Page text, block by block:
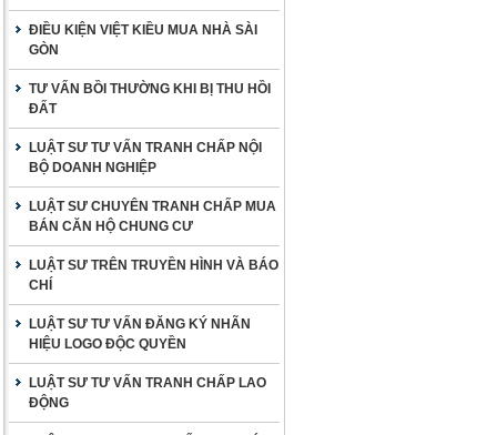
ĐIỀU KIỆN VIỆT KIỀU MUA NHÀ SÀI
GÒN
TƯ VẤN BỒI THƯỜNG KHI BỊ THU HỒI
ĐẤT
LUẬT SƯ TƯ VẤN TRANH CHẤP NỘI
BỘ DOANH NGHIỆP
LUẬT SƯ CHUYÊN TRANH CHẤP MUA
BÁN CĂN HỘ CHUNG CƯ
LUẬT SƯ TRÊN TRUYỀN HÌNH VÀ BÁO
CHÍ
LUẬT SƯ TƯ VẤN ĐĂNG KÝ NHÃN
HIỆU LOGO ĐỘC QUYỀN
LUẬT SƯ TƯ VẤN TRANH CHẤP LAO
ĐỘNG